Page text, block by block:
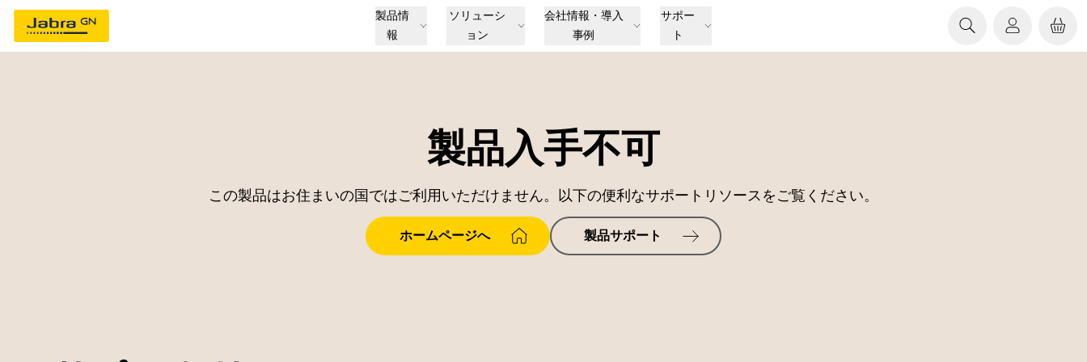
製品情
報
ソリューシ
ョン
会社情報・導入
事例
サポー
ト
製品入手不可
この製品はお住まいの国ではご利用いただけません。以下の便利なサポートリソースをご覧ください。
ホームページへ 製品サポート